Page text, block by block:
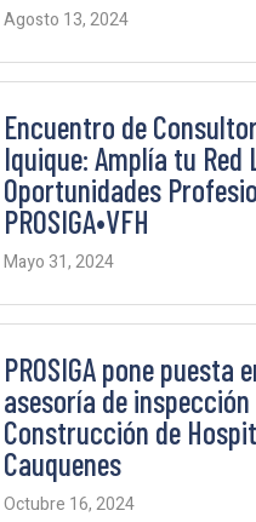
Agosto 13, 2024
Encuentro de
Iquique: Amplía tu Red
Oportunidades
PROSIGA•VFH
Mayo 31, 2024
PROSIGA pone puesta
asesoría de
Construcción de
Cauquenes
Octubre 16, 2024